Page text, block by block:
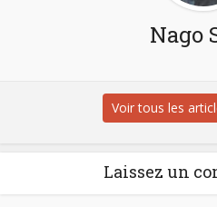
Nago
Voir tous les
Laissez un